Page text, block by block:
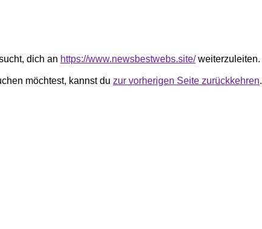
dich an https://www.newsbestwebs.site/weiterzuleiten.
möchtest, kannst du zur vorherigen Seite zurückkehren.